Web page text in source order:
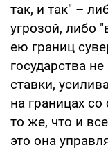
так, и так" –
угрозой, либо
ею границ
государства
ставки,
на границах
то же, что и
это она